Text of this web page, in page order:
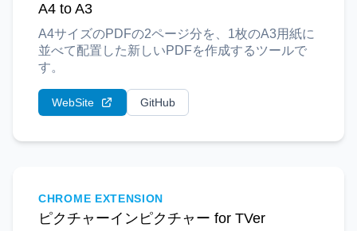
A4 to A3
A4サイズのPDFの2ページ分を、1枚のA3用紙に
並べて配置した新しいPDFを作成するツールで
す。
WebSite GitHub
CHROME EXTENSION
ピクチャーインピクチャー for TVer